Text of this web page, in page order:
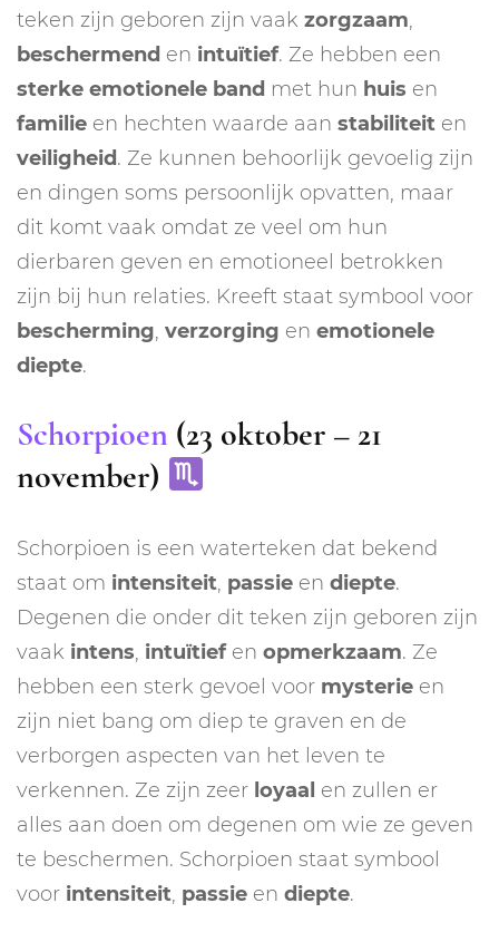
teken zijn geboren zijn vaak zorgzaam,
beschermend en intuïtief. Ze hebben een
sterke emotionele band met hun huis en
familie en hechten waarde aan stabiliteit en
veiligheid. Ze kunnen behoorlijk gevoelig zijn
en dingen soms persoonlijk opvatten, maar
dit komt vaak omdat ze veel om hun
dierbaren geven en emotioneel betrokken
zijn bij hun relaties. Kreeft staat symbool voor
bescherming, verzorging en emotionele
diepte.
Schorpioen (23 oktober – 21
november)
Schorpioen is een waterteken dat bekend
staat om intensiteit, passie en diepte.
Degenen die onder dit teken zijn geboren zijn
vaak intens, intuïtiefen opmerkzaam. Ze
hebben een sterk gevoel voor mysterie en
zijn niet bang om diep te graven en de
verborgen aspecten van het leven te
verkennen. Ze zijn zeer loyaal en zullen er
alles aan doen om degenen om wie ze geven
te beschermen. Schorpioen staat symbool
voor intensiteit, passie en diepte.